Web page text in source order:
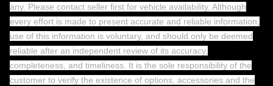
any. Please contact seller first for vehicle availability. Although
every effort is made to present accurate and reliable information,
use of this information is voluntary, and should only be deemed
reliable after an independent review of its accuracy,
completeness, and timeliness. It is the sole responsibility of the
customer to verify the existence of options, accessories and the